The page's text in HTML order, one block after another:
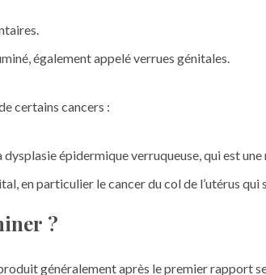
également appelé verrues génitales.
certains cancers :
dysplasie épidermique verruqueuse, qui est
en particulier le cancer du col de l’utérus
?
généralement après le premier rapport